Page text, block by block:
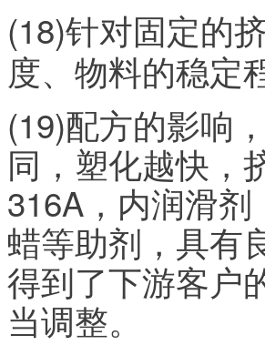
(18)针对固定的
度、物料的稳定
(19)配方的影响
同，塑化越快，
316A，内润滑
蜡等助剂，具有
得到了下游客户
当调整。